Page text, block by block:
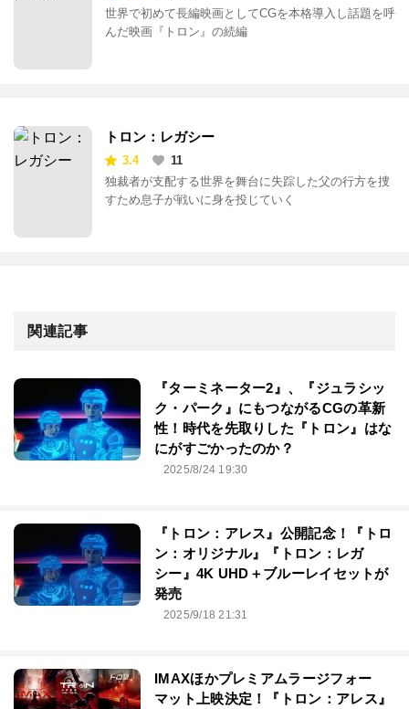
世界で初めて長編映画としてCGを本格導入し話題を呼
んだ映画『トロン』の続編
トロン：レガシー
3.4
11
独裁者が支配する世界を舞台に失踪した父の行方を捜
すため息子が戦いに身を投じていく
関連記事
『ターミネーター2』、『ジュラシッ
ク・パーク』にもつながるCGの革新
性！時代を先取りした『トロン』はな
にがすごかったのか？
2025/8/24 19:30
『トロン：アレス』公開記念！『トロ
ン：オリジナル』『トロン：レガ
シー』4K UHD＋ブルーレイセットが
発売
2025/9/18 21:31
IMAXほかプレミアムラージフォー
マット上映決定！『トロン：アレス』